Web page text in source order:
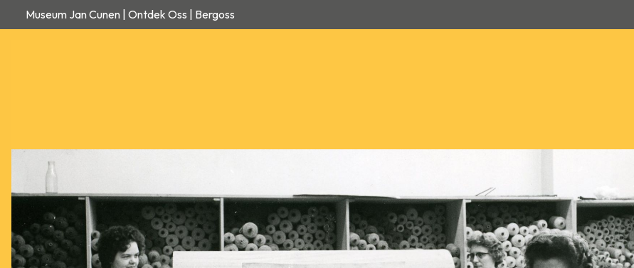
Museum Jan Cunen | Ontdek Oss | Bergoss